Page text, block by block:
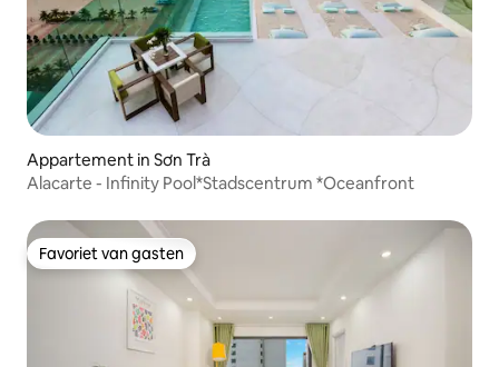
Appartement in Sơn Trà
Alacarte - Infinity Pool*Stadscentrum *Oceanfront
Favoriet van gasten
Favoriet van gasten